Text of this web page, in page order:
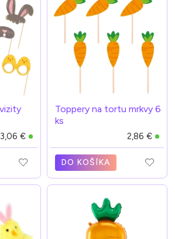
3,06 €
Toppery na tortu mrkvy 6
ks
2,86 €
DO KOŠÍKA